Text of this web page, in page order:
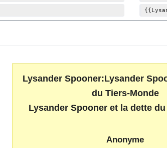
a
i
s
Lysander Spooner:Lysander
du Tiers-Monde
Lysander Spooner et la dette
Anonyme